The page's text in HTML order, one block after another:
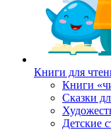
Книги для
Книги
Сказки
Детские